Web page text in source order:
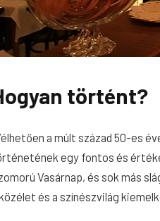
történt?
a múlt század 50-es
egy fontos és
Vasárnap, és sok más
és a színészvilág